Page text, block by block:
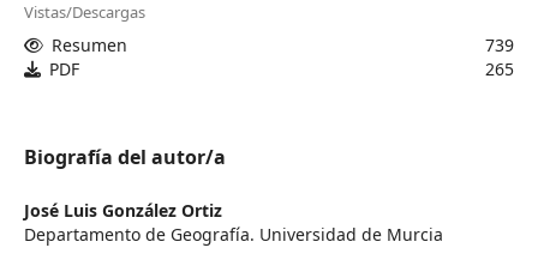
Vistas/Descargas
Resumen
739
PDF
265
Biografía del autor/a
José Luis González Ortiz
Departamento de Geografía. Universidad de Murcia